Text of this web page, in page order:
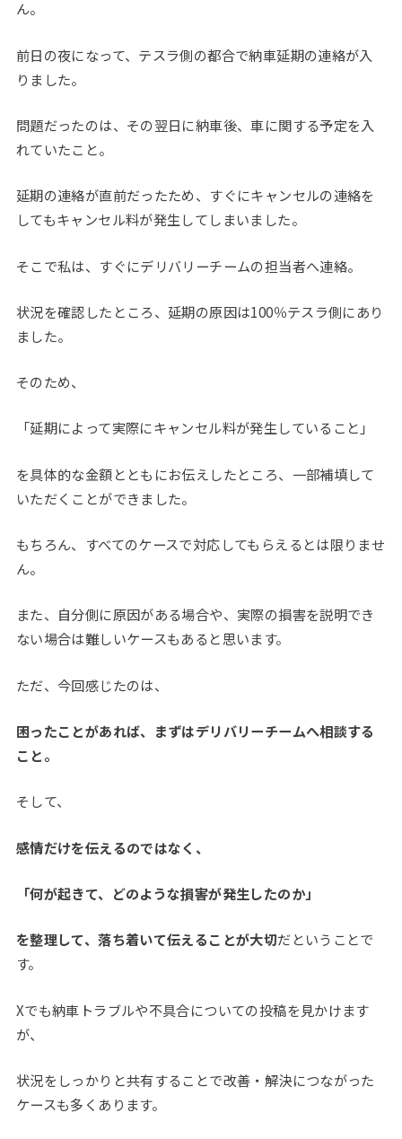
ん。
前日の夜になって、テスラ側の都合で納車延期の連絡が入
りました。
問題だったのは、その翌日に納車後、車に関する予定を入
れていたこと。
延期の連絡が直前だったため、すぐにキャンセルの連絡を
してもキャンセル料が発生してしまいました。
そこで私は、すぐにデリバリーチームの担当者へ連絡。
状況を確認したところ、延期の原因は100％テスラ側にあり
ました。
そのため、
「延期によって実際にキャンセル料が発生していること」
を具体的な金額とともにお伝えしたところ、一部補填して
いただくことができました。
もちろん、すべてのケースで対応してもらえるとは限りませ
ん。
また、自分側に原因がある場合や、実際の損害を説明でき
ない場合は難しいケースもあると思います。
ただ、今回感じたのは、
困ったことがあれば、まずはデリバリーチームへ相談する
こと。
そして、
感情だけを伝えるのではなく、
「何が起きて、どのような損害が発生したのか」
を整理して、落ち着いて伝えることが大切だということで
す。
Xでも納車トラブルや不具合についての投稿を見かけます
が、
状況をしっかりと共有することで改善・解決につながった
ケースも多くあります。